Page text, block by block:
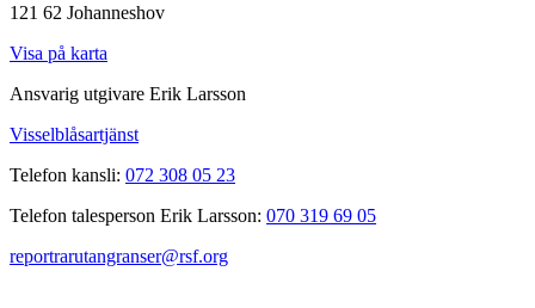
121 62 Johanneshov
Visa på karta
Ansvarig utgivare Erik Larsson
Visselblåsartjänst
Telefon kansli: 072 308 05 23
Telefon talesperson Erik Larsson: 070 319 69 05
reportrarutangranser@rsf.org